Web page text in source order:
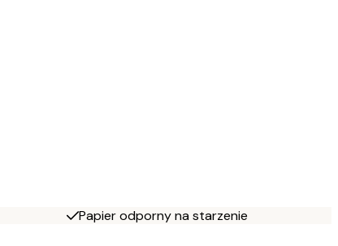
Papier odporny na starzenie